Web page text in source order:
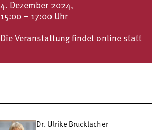
4. Dezember 2024,
15:00 – 17:00 Uhr
Die Veranstaltung findet online statt
Dr. Ulrike Brucklacher